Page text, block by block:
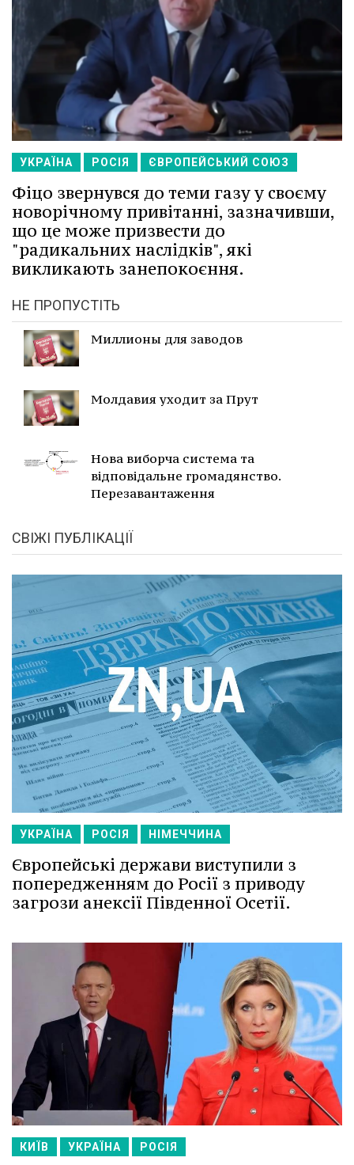
УКРАЇНА РОСІЯ ЄВРОПЕЙСЬКИЙ СОЮЗ
Фіцо звернувся до теми газу у своєму
новорічному привітанні, зазначивши,
що це може призвести до
"радикальних наслідків", які
викликають занепокоєння.
НЕ ПРОПУСТІТЬ
Миллионы для заводов
Молдавия уходит за Прут
Нова виборча система та
відповідальне громадянство.
Перезавантаження
СВІЖІ ПУБЛІКАЦІЇ
УКРАЇНА РОСІЯ НІМЕЧЧИНА
Європейські держави виступили з
попередженням до Росії з приводу
загрози анексії Південної Осетії.
КИЇВ УКРАЇНА РОСІЯ